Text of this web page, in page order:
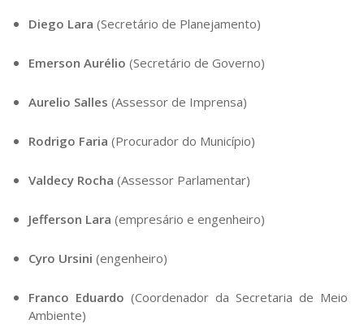
Diego Lara (Secretário de Planejamento)
Emerson Aurélio (Secretário de Governo)
Aurelio Salles (Assessor de Imprensa)
Rodrigo Faria (Procurador do Município)
Valdecy Rocha (Assessor Parlamentar)
Jefferson Lara (empresário e engenheiro)
Cyro Ursini (engenheiro)
Franco Eduardo (Coordenador da Secretaria de Meio
Ambiente)